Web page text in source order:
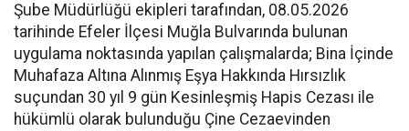
Şube Müdürlüğü ekipleri tarafından, 08.05.2026
tarihinde Efeler İlçesi Muğla Bulvarında bulunan
uygulama noktasında yapılan çalışmalarda; Bina İçinde
Muhafaza Altına Alınmış Eşya Hakkında Hırsızlık
suçundan 30 yıl 9 gün Kesinleşmiş Hapis Cezası ile
hükümlü olarak bulunduğu Çine Cezaevinden